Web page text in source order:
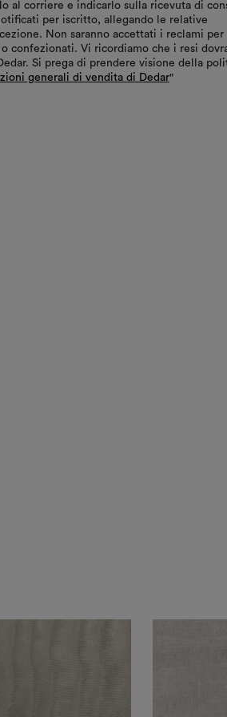
al corriere e indicarlo sulla ricevuta di
per iscritto, allegando le relative
Non saranno accettati i reclami per
confezionati. Vi ricordiamo che i resi
Si prega di prendere visione della
generali di vendita di Dedar"